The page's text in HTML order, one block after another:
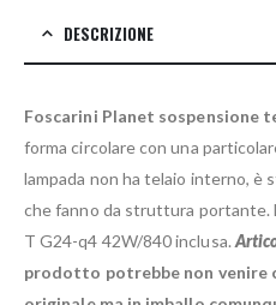
DESCRIZIONE
Foscarini Planet sospensione
forma circolare con una
lampada non ha telaio interno,
che fanno da struttura portante.
T G24-q4 42W/840 inclusa.
prodotto potrebbe non venire